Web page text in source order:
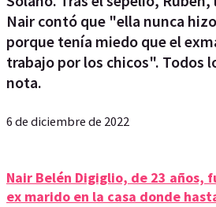
Nair contó que "ella nunca
porque tenía miedo que el
trabajo por los chicos". Todos
nota.
6 de diciembre de 2022
Nair Belén Digiglio, de 23 años,
ex marido en la casa donde